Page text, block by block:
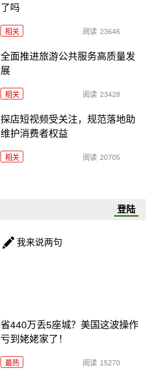
了吗
相关 阅读 23646
全面推进旅游公共服务高质量发
展
相关 阅读 23428
探店短视频受关注，规范落地助
维护消费者权益
相关 阅读 20705
登陆
我来说两句
省440万丢5座城？美国这波操作
亏到姥姥家了！
最热 阅读 15270